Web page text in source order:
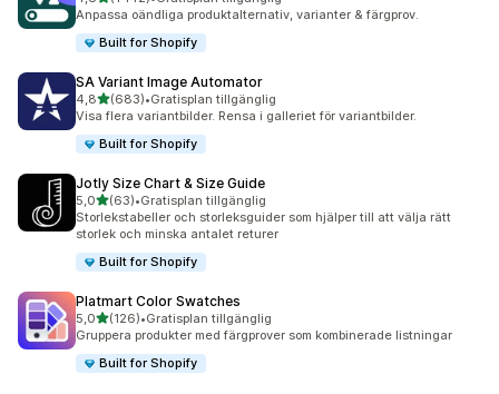
1142 recensioner totalt
Anpassa oändliga produktalternativ, varianter & färgprov.
Built for Shopify
SA Variant Image Automator
4,8av 5 stjärnor
(683)
683 recensioner totalt
•Gratisplan tillgänglig
Visa flera variantbilder. Rensa i galleriet för variantbilder.
Built for Shopify
Jotly Size Chart & Size Guide
5,0av 5 stjärnor
(63)
63 recensioner totalt
•Gratisplan tillgänglig
Storlekstabeller och storleksguider som hjälper till att välja rätt
storlek och minska antalet returer
Built for Shopify
Platmart Color Swatches
5,0av 5 stjärnor
(126)
126 recensioner totalt
•Gratisplan tillgänglig
Gruppera produkter med färgprover som kombinerade listningar
Built for Shopify